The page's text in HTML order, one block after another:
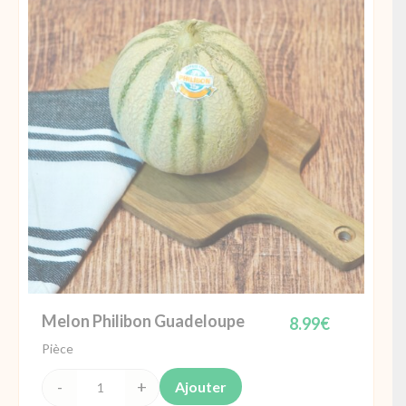
Cote
d'Ivoire
Melon Philibon Guadeloupe 8.99€
Pièce
quantité
Ajouter